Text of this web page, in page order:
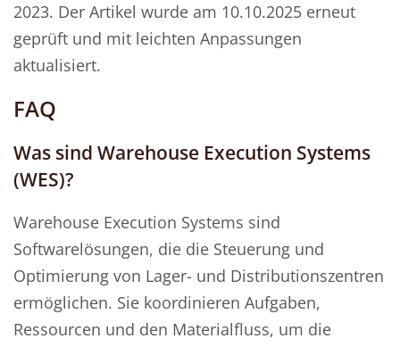
2023. Der Artikel wurde am 10.10.2025 erneut
geprüft und mit leichten Anpassungen
aktualisiert.
FAQ
Was sind Warehouse Execution Systems
(WES)?
Warehouse Execution Systems sind
Softwarelösungen, die die Steuerung und
Optimierung von Lager- und Distributionszentren
ermöglichen. Sie koordinieren Aufgaben,
Ressourcen und den Materialfluss, um die